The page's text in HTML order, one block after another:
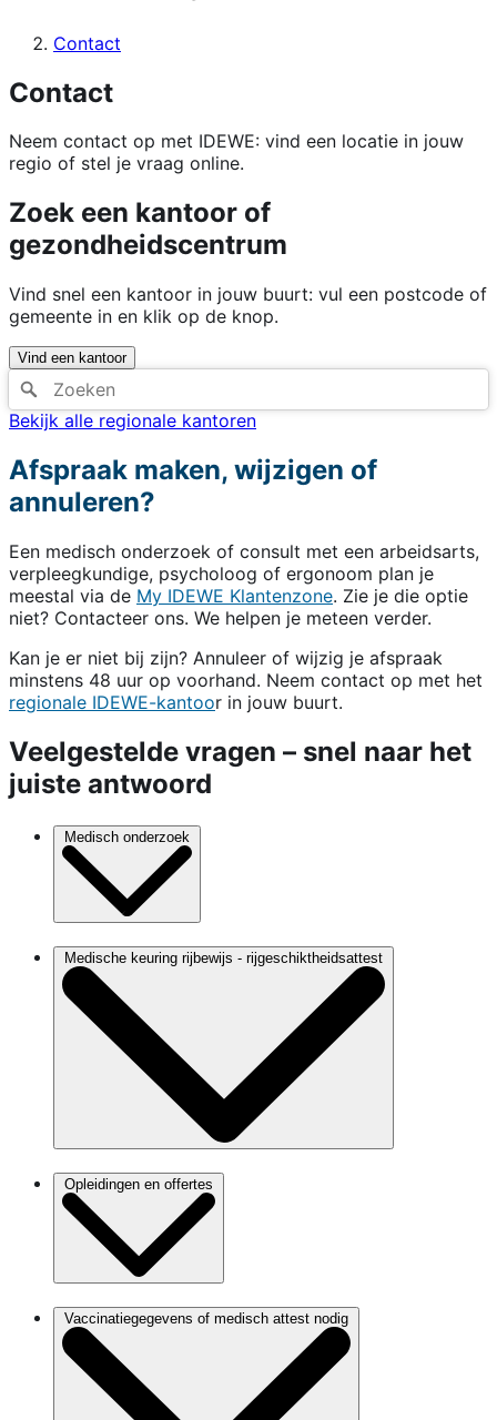
Contact
Contact
Neem contact op met IDEWE: vind een locatie in jouw
regio of stel je vraag online.
Zoek een kantoor of
gezondheidscentrum
Vind snel een kantoor in jouw buurt: vul een postcode of
gemeente in en klik op de knop.
Vind een kantoor
Bekijk alle regionale kantoren
Afspraak maken, wijzigen of
annuleren?
Een medisch onderzoek of consult met een arbeidsarts,
verpleegkundige, psycholoog of ergonoom plan je
meestal via de My IDEWE Klantenzone. Zie je die optie
niet? Contacteer ons. We helpen je meteen verder.
Kan je er niet bij zijn? Annuleer of wijzig je afspraak
minstens 48 uur op voorhand. Neem contact op met het
regionale IDEWE-kantoor in jouw buurt.
Veelgestelde vragen – snel naar het
juiste antwoord
Medisch onderzoek
Medische keuring rijbewijs - rijgeschiktheidsattest
Opleidingen en offertes
Vaccinatiegegevens of medisch attest nodig